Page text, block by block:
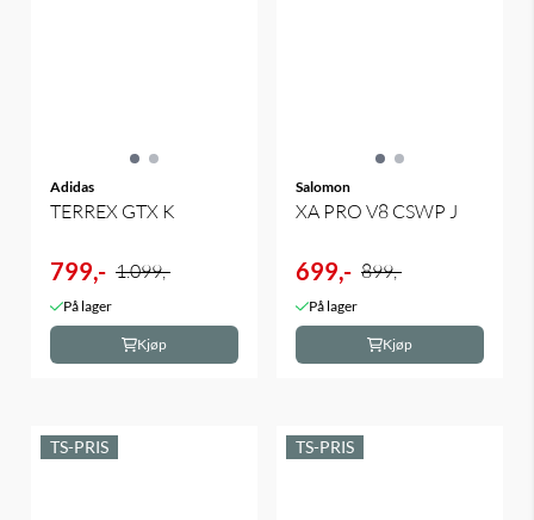
Adidas
TERREX GTX K
799,- 1.099,-
På lager
Kjøp
Salomon
XA PRO V8 CSWP J
699,- 899,-
På lager
Kjøp